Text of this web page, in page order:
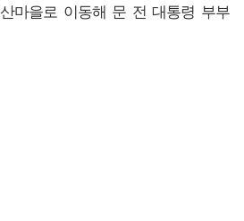
마을로 이동해 문 전 대통령 부부